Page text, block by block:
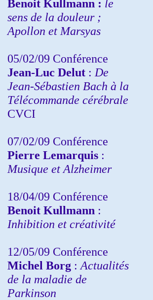
Benoit Kullmann : le
sens de la douleur ;
Apollon et Marsyas
05/02/09 Conférence
Jean-Luc Delut : De
Jean-Sébastien Bach à la
Télécommande cérébrale
CVCI
07/02/09 Conférence
Pierre Lemarquis :
Musique et Alzheimer
18/04/09 Conférence
Benoit Kullmann :
Inhibition et créativité
12/05/09 Conférence
Michel Borg : Actualités
de la maladie de
Parkinson